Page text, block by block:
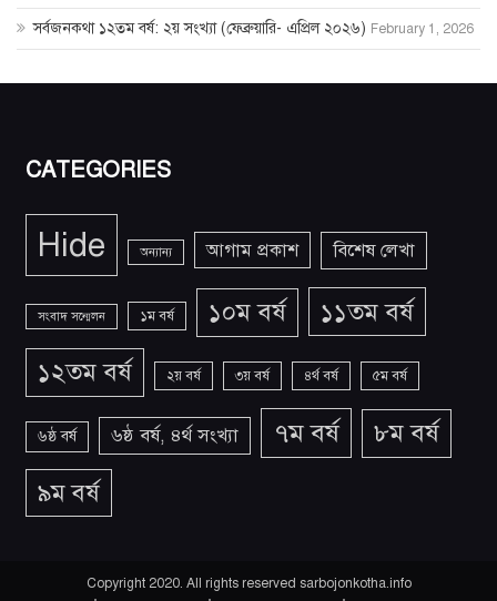
সর্বজনকথা ১২তম বর্ষ: ২য় সংখ্যা (ফেব্রুয়ারি- এপ্রিল ২০২৬) February 1, 2026
CATEGORIES
Hide অন্যান্য আগাম প্রকাশ বিশেষ লেখা
সংবাদ সন্মেলন ১ম বর্ষ ১০ম বর্ষ ১১তম বর্ষ
১২তম বর্ষ ২য় বর্ষ ৩য় বর্ষ ৪র্থ বর্ষ ৫ম বর্ষ
৬ষ্ঠ বর্ষ ৬ষ্ঠ বর্ষ, ৪র্থ সংখ্যা ৭ম বর্ষ
৮ম বর্ষ
৯ম বর্ষ
Copyright 2020. All rights reserved sarbojonkotha.info